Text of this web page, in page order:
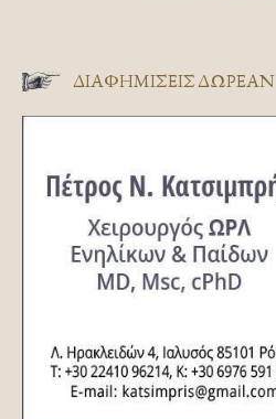
ΔΙΑΦΗΜΊΣΕΙΣ ΔΩΡΕΆΝ